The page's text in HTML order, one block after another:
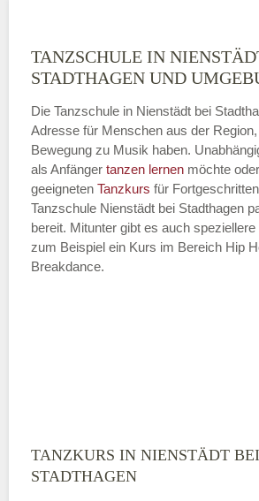
TANZSCHULE IN
STADTHAGEN UND
Die Tanzschule in Nienstädt bei
Adresse für Menschen aus der
Bewegung zu Musik haben.
als Anfänger tanzen lernen möchte
geeigneten Tanzkurs für
Tanzschule Nienstädt bei Stadthagen
bereit. Mitunter gibt es auch
zum Beispiel ein Kurs im Bereich Hip
Breakdance.
TANZKURS IN NIENSTÄDT BEI
STADTHAGEN